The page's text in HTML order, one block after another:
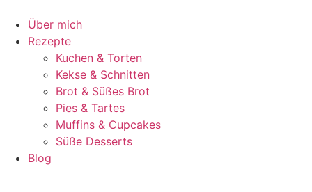
Über mich
Rezepte
Kuchen & Torten
Kekse & Schnitten
Brot & Süßes Brot
Pies & Tartes
Muffins & Cupcakes
Süße Desserts
Blog